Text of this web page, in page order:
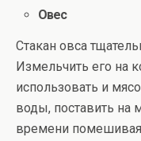
Овес
Стакан овса
Измельчить его на
использовать и
воды, поставить на
времени